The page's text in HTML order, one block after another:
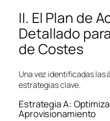
II. El Plan de
Detallado
de Costes
Una vez identificadas las
estrategias clave.
Estrategia A:
Aprovisionamiento